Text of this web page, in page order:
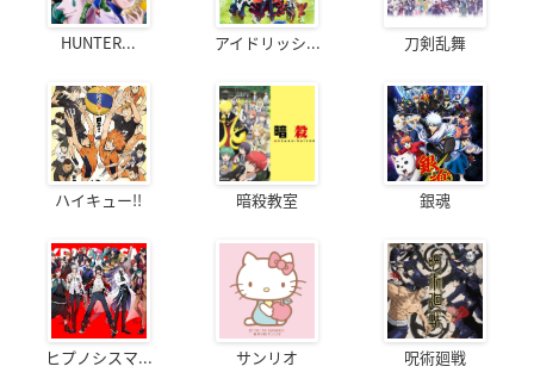
HUNTER... アイドリッシ... 刀剣乱舞
ハイキュー!! 暗殺教室 銀魂
ヒプノシスマ... サンリオ 呪術廻戦